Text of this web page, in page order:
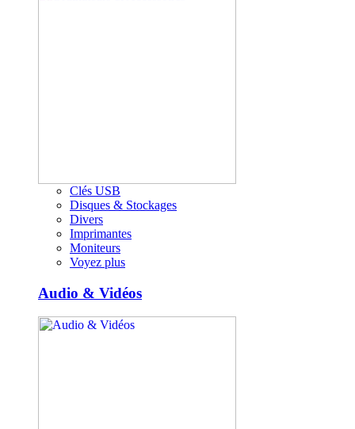
Clés USB
Disques & Stockages
Divers
Imprimantes
Moniteurs
Voyez plus
Audio & Vidéos